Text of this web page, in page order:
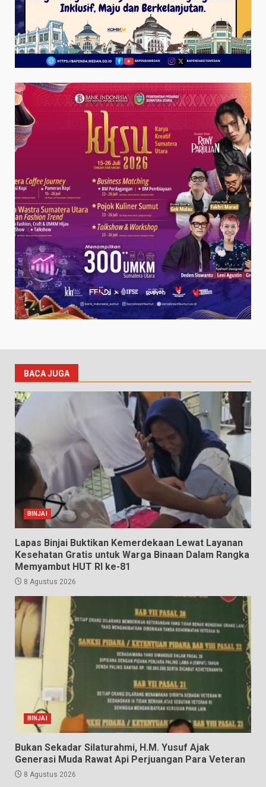
BACA JUGA
BINJAI
Lapas Binjai Buktikan Kemerdekaan Lewat Layanan
Kesehatan Gratis untuk Warga Binaan Dalam Rangka
Memyambut HUT RI ke-81
8 Agustus 2026
BINJAI
Bukan Sekadar Silaturahmi, H.M. Yusuf Ajak
Generasi Muda Rawat Api Perjuangan Para Veteran
8 Agustus 2026